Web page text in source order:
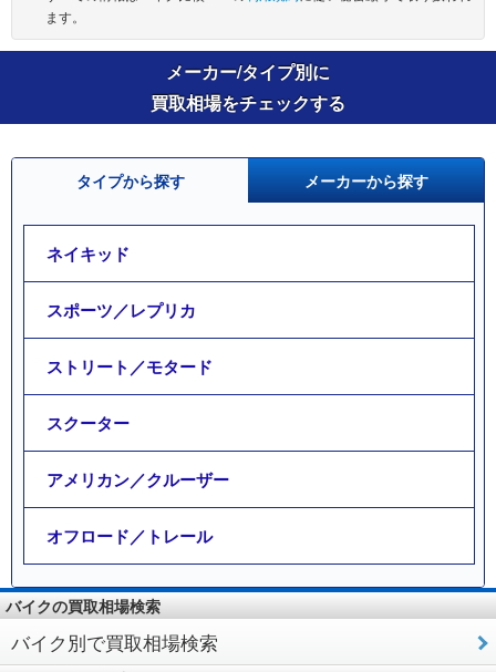
ます。
メーカー/タイプ別に
買取相場をチェックする
タイプから探す メーカーから探す
ネイキッド
スポーツ／レプリカ
ストリート／モタード
スクーター
アメリカン／クルーザー
オフロード／トレール
バイクの買取相場検索
バイク別で買取相場検索